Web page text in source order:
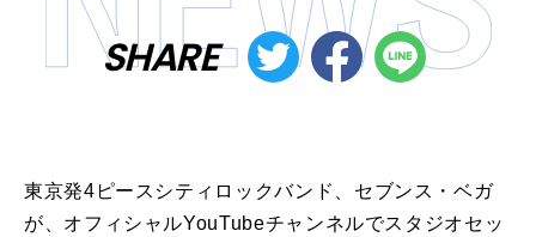
SHARE
東京発4ピースシティロックバンド、セブンス・ベガ
が、オフィシャルYouTubeチャンネルでスタジオセッ